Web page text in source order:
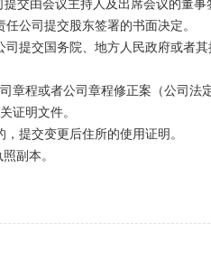
交由会议主持人及出席会议的董事
照副本。